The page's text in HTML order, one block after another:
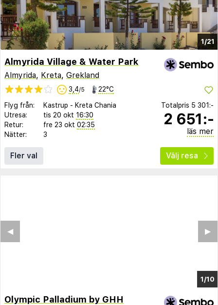
1/21
Almyrida Village & Water Park
Almyrida, Kreta, Grekland
3,4/5 22°C
Flyg från: Kastrup - Kreta Chania
Utresa:
tis 20 okt 16:30
Retur:
fre 23 okt 02:35
Nätter:
3
Totalpris 5 301:-
2 651:-
läs mer
Fler val Välj resa
1/4
▶︎
◀︎
Olympic Palladium by GHH